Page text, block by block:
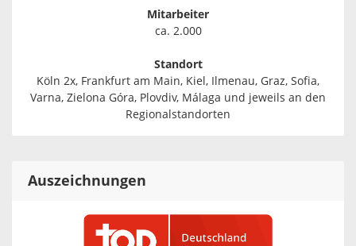
Mitarbeiter
ca. 2.000
Standort
Köln 2x, Frankfurt am Main, Kiel, Ilmenau, Graz, Sofia,
Varna, Zielona Góra, Plovdiv, Málaga und jeweils an den
Regionalstandorten
Auszeichnungen